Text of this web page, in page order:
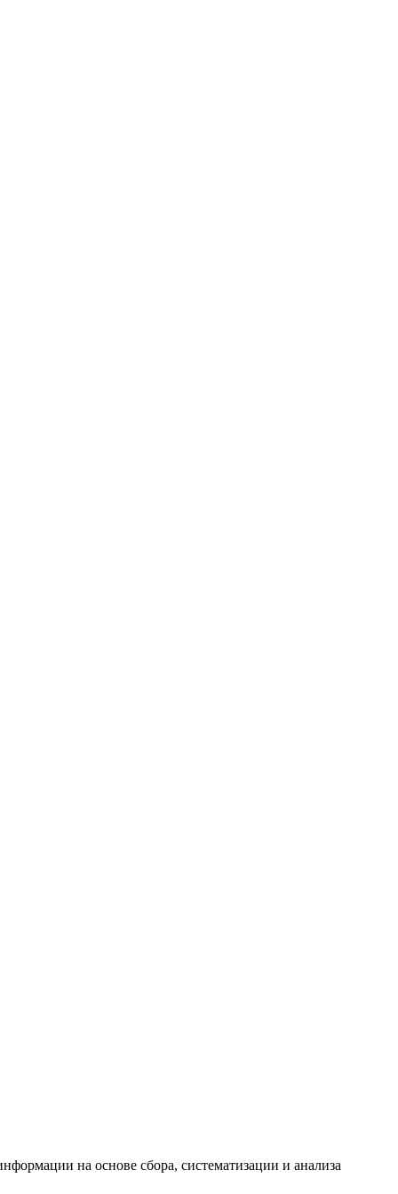
на основе сбора, систематизации и анализа